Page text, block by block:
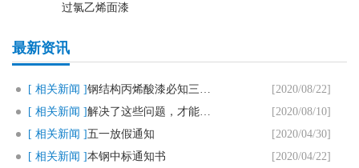
过氯乙烯面漆
最新资讯
[ 相关新闻 ]
[2020/08/22]
[ 相关新闻 ]
[2020/08/10]
[ 相关新闻 ] 五一放假通知
[2020/04/30]
[ 相关新闻 ]本钢中标通知书
[2020/04/22]